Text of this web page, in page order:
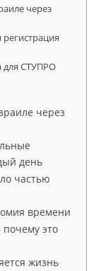
через
для СТУПРО
через
день
частью
времени
это
жизнь